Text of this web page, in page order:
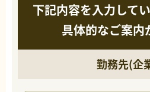
下記内容を入力して
具体的なご案内
勤務先(企